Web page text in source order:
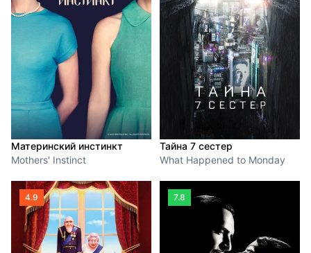
Материнский инстинкт
Mothers' Instinct
Тайна 7 сестер
What Happened to Monday
4.9 7.8